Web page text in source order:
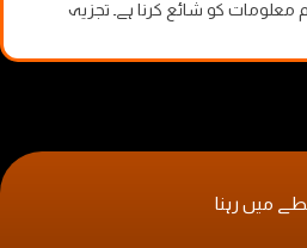
کو شائع کرنا ہے۔ تجزیہ
میں رہنا